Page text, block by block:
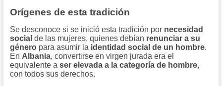
Orígenes de esta tradición
Se desconoce si se inició esta tradición por necesidad
social de las mujeres, quienes debían renunciar a su
género para asumir la identidad social de un hombre.
En Albania, convertirse en virgen jurada era el
equivalente a ser elevada a la categoría de hombre,
con todos sus derechos.